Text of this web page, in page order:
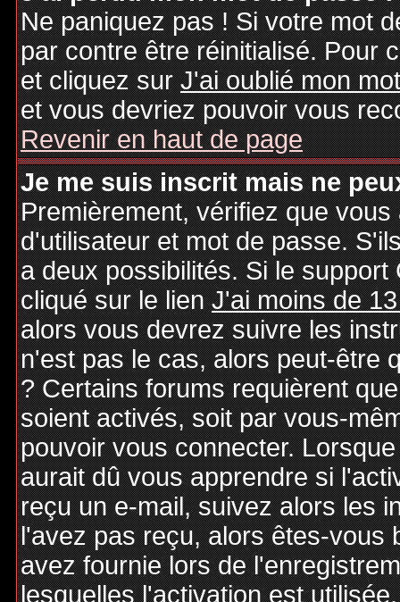
Ne paniquez pas ! Si votre mot
par contre être réinitialisé. Pour
et cliquez surJ'ai oublié mon
et vous devriez pouvoir vous
Revenir en haut de page
Je me suis inscrit mais ne
Premièrement, vérifiez que
d'utilisateur et mot de passe.
a deux possibilités. Si le
cliqué sur le lienJ'ai moins de
alors vous devrez suivre les
n'est pas le cas, alors peut-être
? Certains forums requièrent
soient activés, soit par vous-
pouvoir vous connecter.
aurait dû vous apprendre si
reçu un e-mail, suivez alors les
l'avez pas reçu, alors êtes-vous
avez fournie lors de
lesquelles l'activation est